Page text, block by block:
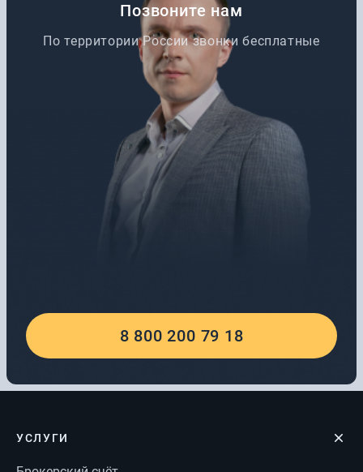
Позвоните нам
По территории России звонки бесплатные
8 800 200 79 18
УСЛУГИ